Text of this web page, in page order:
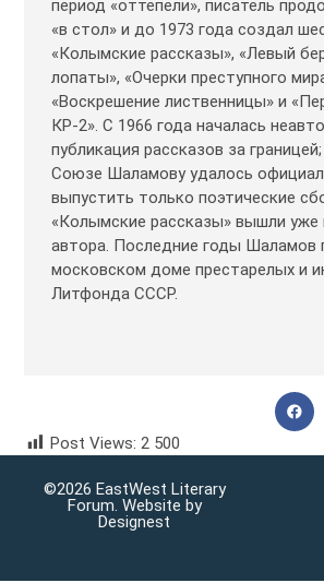
период «оттепели», писатель
«в стол» и до 1973 года создал
«Колымские рассказы», «Левый
лопаты», «Очерки преступного
«Воскрешение лиственницы» и
КР-2». С 1966 года началась
публикация рассказов за
Союзе Шаламову удалось
выпустить только поэтические
«Колымские рассказы» вышли уже
автора. Последние годы Шаламов
московском доме престарелых и
Литфонда СССР.
Post Views: 2 500
©2026 EastWest Literary
Forum. Website by
Designest